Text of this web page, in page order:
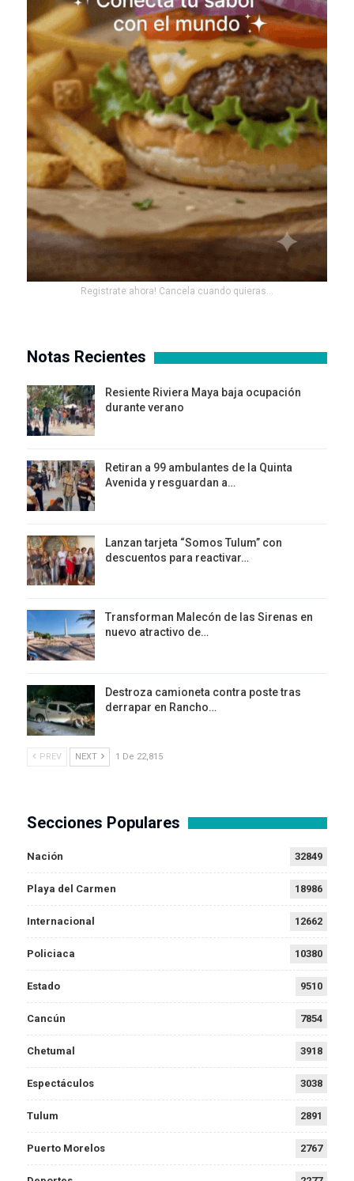
Registrate ahora! Cancela cuando quieras...
Notas Recientes
Resiente Riviera Maya baja ocupación
durante verano
Retiran a 99 ambulantes de la Quinta
Avenida y resguardan a…
Lanzan tarjeta “Somos Tulum” con
descuentos para reactivar…
Transforman Malecón de las Sirenas en
nuevo atractivo de…
Destroza camioneta contra poste tras
derrapar en Rancho…
PREV NEXT 1 De 22,815
Secciones Populares
Nación 32849
Playa del Carmen 18986
Internacional 12662
Policiaca 10380
Estado 9510
Cancún 7854
Chetumal 3918
Espectáculos 3038
Tulum 2891
Puerto Morelos 2767